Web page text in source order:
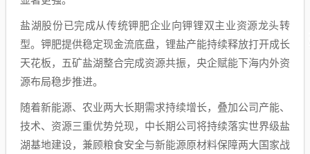
盐湖股份已完成从传统钾肥企业向钾锂双主业资源龙头转
型。钾肥提供稳定现金流底盘，锂盐产能持续释放打开成长
天花板，五矿盐湖整合完成资源共振，央企赋能下海内外资
源布局稳步推进。
随着新能源、农业两大长期需求持续增长，叠加公司产能、
技术、资源三重优势兑现，中长期公司将持续落实世界级盐
湖基地建设，兼顾粮食安全与新能源原材料保障两大国家战